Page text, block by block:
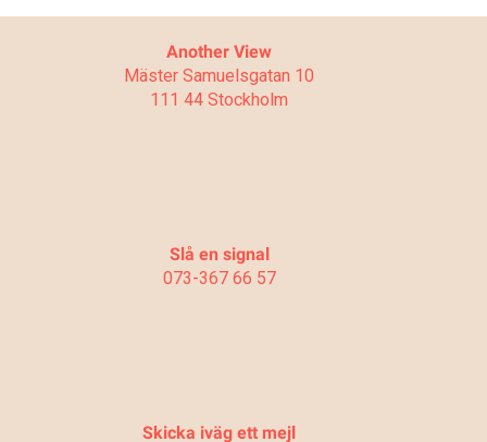
Another View
Mäster Samuelsgatan 10
111 44 Stockholm
Slå en signal
073-367 66 57
Skicka iväg ett mejl